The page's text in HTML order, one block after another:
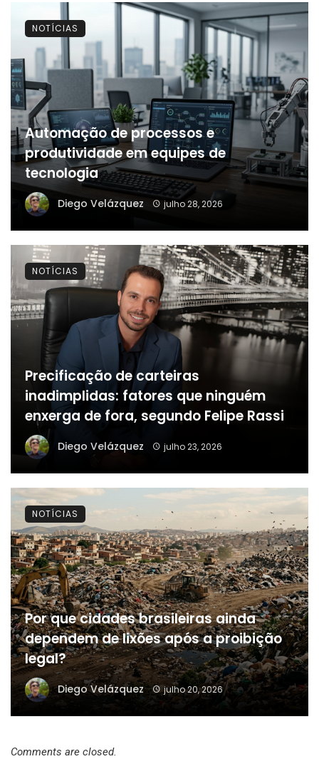
Automação de processos e
produtividade em equipes de
tecnologia
Diego Velázquez julho 28, 2026
NOTÍCIAS
Precificação de carteiras
inadimplidas: fatores que ninguém
enxerga de fora, segundo Felipe Rassi
Diego Velázquez julho 23, 2026
NOTÍCIAS
Por que cidades brasileiras ainda
dependem de lixões após a proibição
legal?
Diego Velázquez julho 20, 2026
NOTÍCIAS
Comments are closed.